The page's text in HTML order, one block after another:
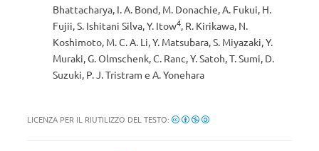
Bhattacharya, I. A. Bond, M. Donachie,A. Fukui, H.
Fujii,S. Ishitani Silva,Y. Itow4, R. Kirikawa, N.
Koshimoto, M. C. A. Li,Y. Matsubara,S. Miyazaki,Y.
Muraki,G. Olmschenk,C. Ranc,Y. Satoh,T. Sumi, D.
Suzuki, P. J. Tristram e A. Yonehara
LICENZA PER IL RIUTILIZZO DEL TESTO: